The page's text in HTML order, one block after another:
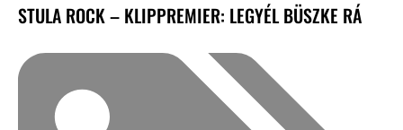
STULA ROCK – KLIPPREMIER: LEGYÉL BÜSZKE RÁ